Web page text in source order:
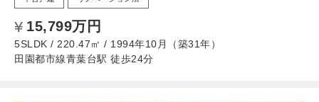
15,799万円
5SLDK / 220.47㎡ / 1994年10月（築31年）
田園都市線青葉台駅 徒歩24分